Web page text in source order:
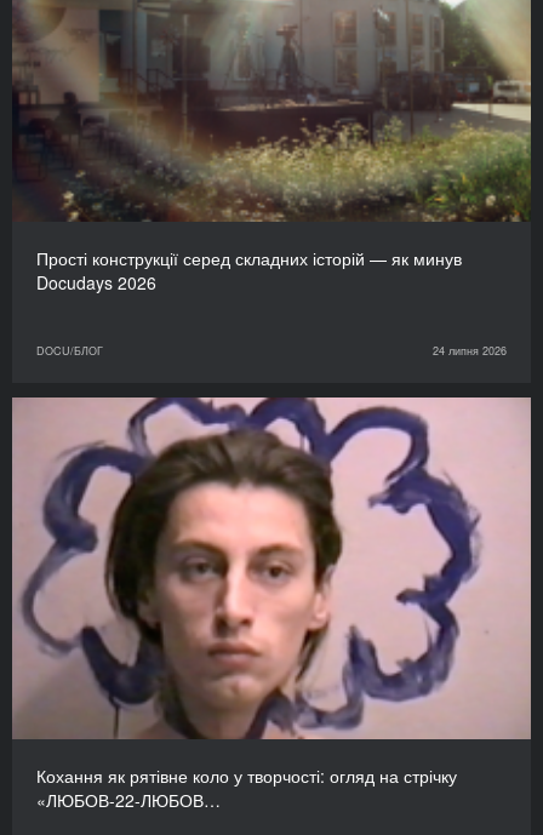
Прості конструкції серед складних історій — як минув
Docudays 2026
DOCU/БЛОГ 24 липня 2026
Кохання як рятівне коло у творчості: огляд на стрічку
«ЛЮБОВ-22-ЛЮБОВ…